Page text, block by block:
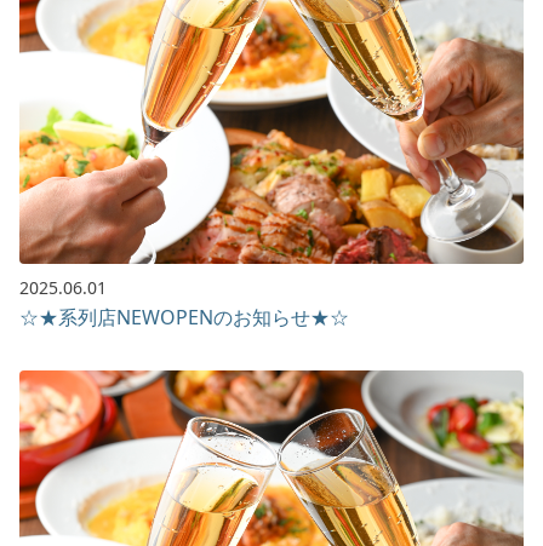
2025.06.01
☆★系列店NEWOPENのお知らせ★☆